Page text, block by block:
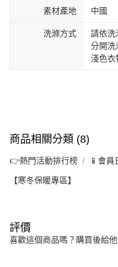
素材產地 中國
洗滌方式
請依洗
分開洗
淺色衣
商品相關分類 (8)
👉熱門活動排行榜 📱會員
【寒冬保暖專區】
評價
喜歡這個商品嗎？購買後給